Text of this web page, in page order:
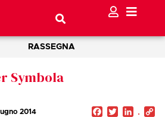
RASSEGNA
Symbola
2014 Facebook
Twitter